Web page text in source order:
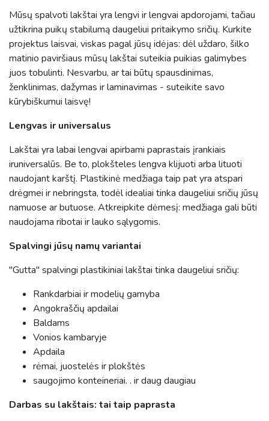
Mūsų spalvoti lakštai yra lengvi ir lengvai apdorojami, tačiau
užtikrina puikų stabilumą daugeliui pritaikymo sričių. Kurkite
projektus laisvai, viskas pagal jūsų idėjas: dėl uždaro, šilko
matinio paviršiaus mūsų lakštai suteikia puikias galimybes
juos tobulinti. Nesvarbu, ar tai būtų spausdinimas,
ženklinimas, dažymas ir laminavimas - suteikite savo
kūrybiškumui laisvę!
Lengvas ir universalus
Lakštai yra labai lengvai apirbami paprastais įrankiais
iruniversalūs. Be to, plokšteles lengva klijuoti arba lituoti
naudojant karštį. Plastikinė medžiaga taip pat yra atspari
drėgmei ir nebringsta, todėl idealiai tinka daugeliui sričių jūsų
namuose ar butuose. Atkreipkite dėmesį: medžiaga gali būti
naudojama ribotai ir lauko sąlygomis.
Spalvingi jūsų namų variantai
"Gutta" spalvingi plastikiniai lakštai tinka daugeliui sričių:
Rankdarbiai ir modelių gamyba
Angokraščių apdailai
Baldams
Vonios kambaryje
Apdaila
rėmai, juostelės ir plokštės
saugojimo konteineriai. . ir daug daugiau
Darbas su lakštais: tai taip paprasta